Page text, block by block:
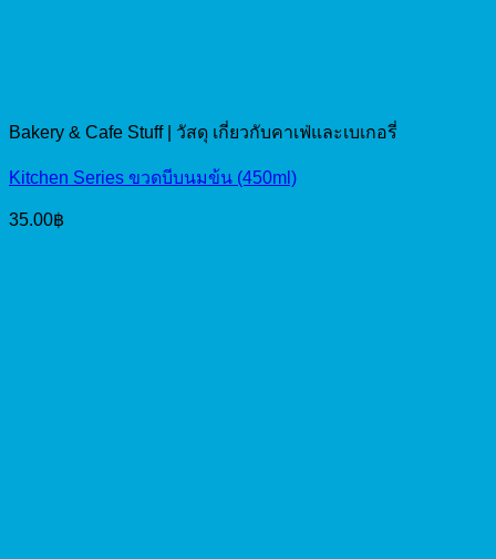
Bakery & Cafe Stuff | วัสดุ เกี่ยวกับคาเฟ่และเบเกอรี่
Kitchen Series ขวดบีบนมข้น (450ml)
35.00฿